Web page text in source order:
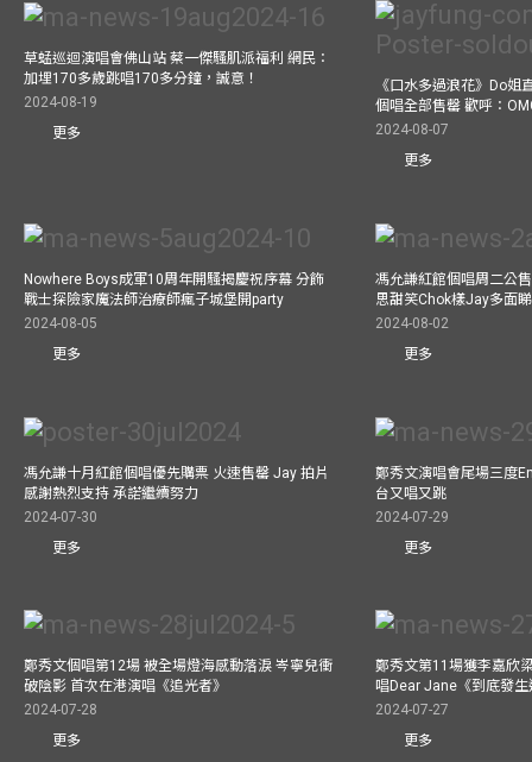
草蜢巡迴演唱會佛山站 蔡一傑騷肌派福利 網民：
加埋170多歲跳唱170多分鐘，誠意！
2024-08-19
更多
《口水多過浪花》Do姐
個唱全部售罄 歡呼：
2024-08-07
更多
Nowhere Boys成軍10周年開騷揭慶祝序幕 分飾
戰士探險家魔法師治療師瘋子城堡開party
2024-08-05
更多
馮允謙紅館個唱周二公
思甜笑Chok樣Jay多面睇
2024-08-02
更多
馮允謙十月紅館個唱優先購票 火速售罄 Jay 拍片
感謝熱烈支持 承諾繼續努力
2024-07-30
更多
鄭秀文演唱會尾場三度
台又唱又跳
2024-07-29
更多
鄭秀文個唱第12場 被全場燈海感動落淚 岑寧兒衝
破陰影 首次在港演唱《追光者》
2024-07-28
更多
鄭秀文第11場獲李嘉欣
唱Dear Jane《到底發
2024-07-27
更多